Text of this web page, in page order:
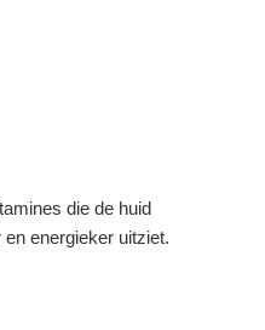
die de huid
energieker uitziet.